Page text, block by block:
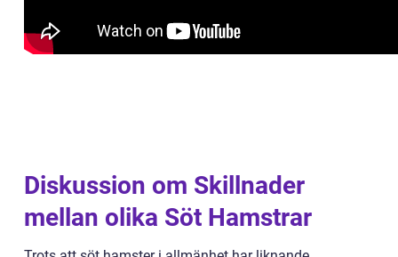
Diskussion om Skillnader
mellan olika Söt Hamstrar